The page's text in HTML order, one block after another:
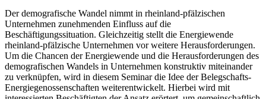
Der demografische Wandel nimmt in rheinland-pfälzischen
Unternehmen zunehmenden Einfluss auf die
Beschäftigungssituation. Gleichzeitig stellt die Energiewende
rheinland-pfälzische Unternehmen vor weitere Herausforderungen.
Um die Chancen der Energiewende und die Herausforderungen des
demografischen Wandels in Unternehmen konstruktiv miteinander
zu verknüpfen, wird in diesem Seminar die Idee der Belegschafts-
Energiegenossenschaften weiterentwickelt. Hierbei wird mit